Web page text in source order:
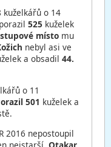
kuželkářů o 14
porazil 525 kuželek
místo mu
nebyl asi ve
a obsadil 44.
o 11
501 kuželek a
2016 nepostoupil
nejstarší, Otakar